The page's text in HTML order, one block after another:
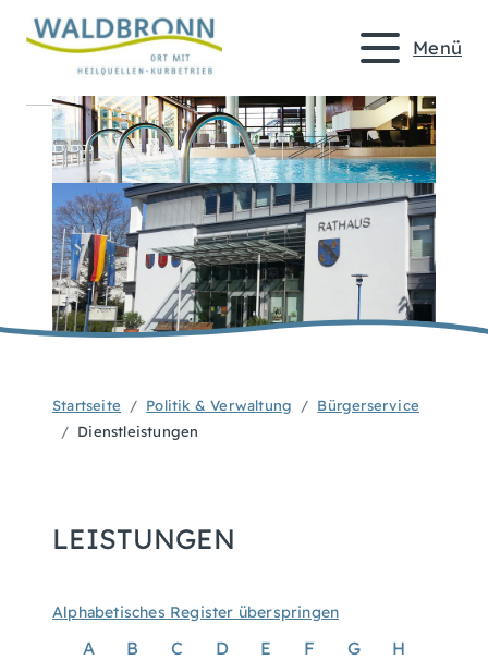
Menü
Startseite Politik & Verwaltung
Bürgerservice
Dienstleistungen
LEISTUNGEN
Alphabetisches Register überspringen
A B C D E F G H